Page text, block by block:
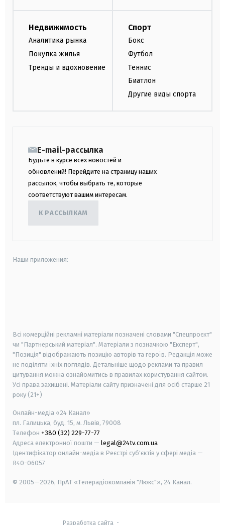
Недвижимость
Аналитика рынка
Покупка жилья
Тренды и вдохновение
Спорт
Бокс
Футбол
Теннис
Биатлон
Другие виды спорта
E-mail-рассылка
Будьте в курсе всех новостей и
обновлений! Перейдите на страницу наших
рассылок, чтобы выбрать те, которые
соответствуют вашим интересам.
К РАССЫЛКАМ
Наши приложения:
Всі комерційні рекламні матеріали позначені словами "Спецпроєкт"
чи "Партнерський матеріал". Матеріали з позначкою "Експерт",
"Позиція" відображають позицію авторів та героїв. Редакція може
не поділяти їхніх поглядів. Детальніше щодо реклами та правил
цитування можна ознайомитись в правилах користування сайтом.
Усі права захищені. Матеріали сайту призначені для осіб старше 21
року (21+)
Онлайн-медіа «24 Канал»
пл. Галицька, буд. 15, м. Львів, 79008
Телефон +380 (32) 229-77-77
Адреса електронної пошти — legal@24tv.com.ua
Ідентифікатор онлайн-медіа в Реєстрі суб'єктів у сфері медіа —
R40-06057
© 2005—2026, ПрАТ «Телерадіокомпанія "Люкс"», 24 Канал.
Разработка сайта -